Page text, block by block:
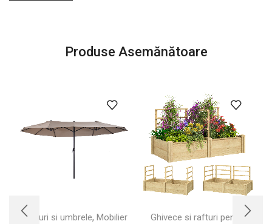
Produse Asemănătoare
Corturi si umbrele, Mobilier
Ghivece si rafturi pentru